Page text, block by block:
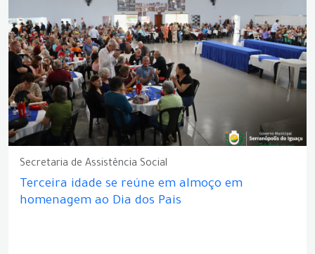
Secretaria de Assistência Social
Terceira idade se reúne em almoço em
homenagem ao Dia dos Pais